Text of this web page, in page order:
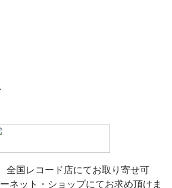
国レコード店にてお取り寄せ可
ネット・ショップにてお求め頂けま